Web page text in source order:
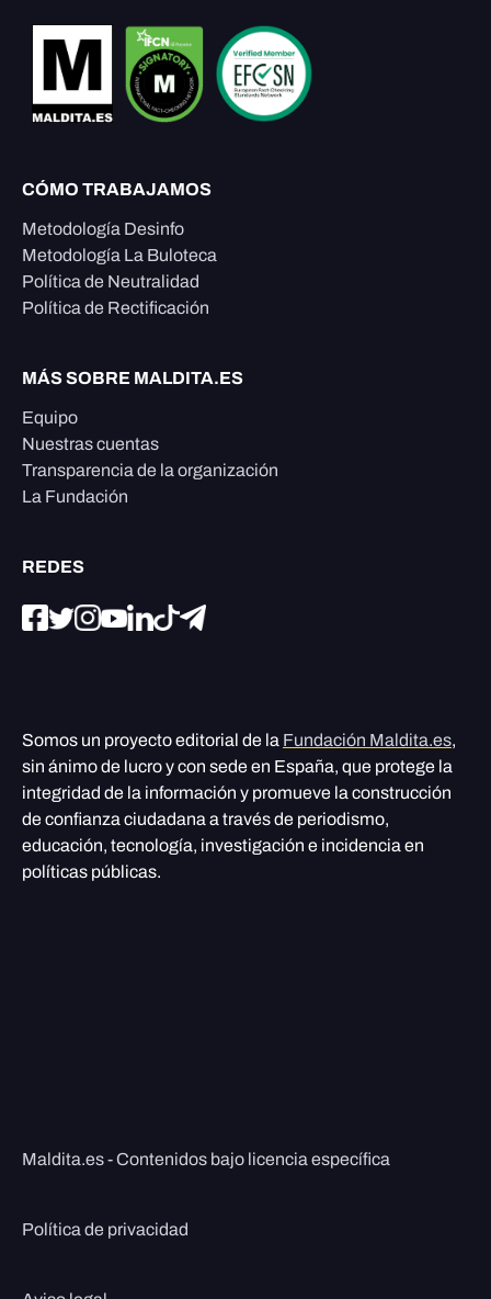
CÓMO TRABAJAMOS
Metodología Desinfo
Metodología La Buloteca
Política de Neutralidad
Política de Rectificación
MÁS SOBRE MALDITA.ES
Equipo
Nuestras cuentas
Transparencia de la organización
La Fundación
REDES
Somos un proyecto editorial de la Fundación Maldita.es,
sin ánimo de lucro y con sede en España, que protege la
integridad de la información y promueve la construcción
de confianza ciudadana a través de periodismo,
educación, tecnología, investigación e incidencia en
políticas públicas.
Maldita.es - Contenidos bajo licencia específica
Política de privacidad